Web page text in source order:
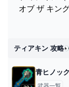
オブ ザ キン
ティアキン 攻
青ヒノッ